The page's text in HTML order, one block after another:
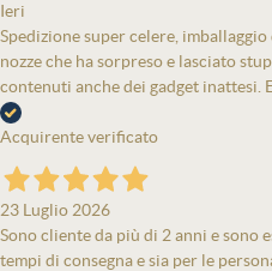
Ieri
Spedizione super celere,
nozze che ha sorpreso e lasciato
contenuti anche dei gadget inattesi.
Acquirente verificato
23 Luglio 2026
Sono cliente da più di 2 anni e sono
tempi di consegna e sia per le